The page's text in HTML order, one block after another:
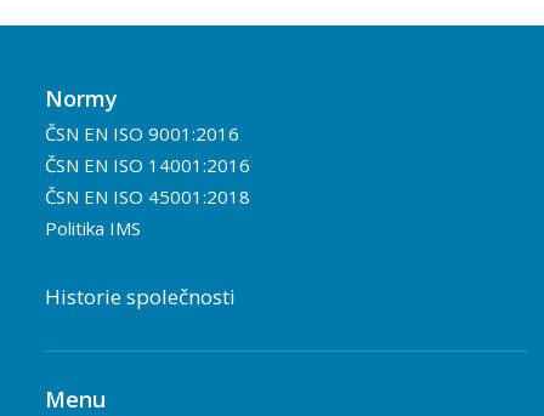
Normy
ČSN EN ISO 9001:2016
ČSN EN ISO 14001:2016
ČSN EN ISO 45001:2018
Politika IMS
Historie společnosti
Menu